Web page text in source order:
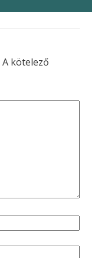
A kötelező